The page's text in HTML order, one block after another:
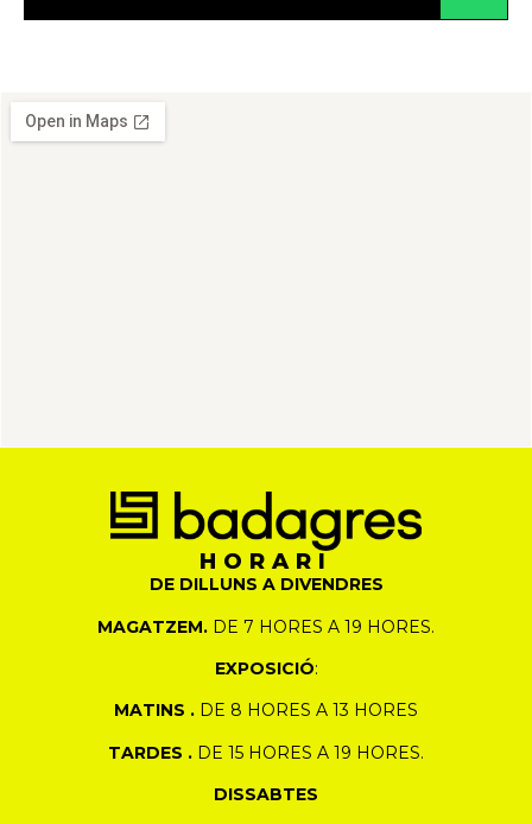
HORARI
DE DILLUNS A DIVENDRES
MAGATZEM. DE 7 HORES A 19 HORES.
EXPOSICIÓ:
MATINS . DE 8 HORES A 13 HORES
TARDES . DE 15 HORES A 19 HORES.
DISSABTES